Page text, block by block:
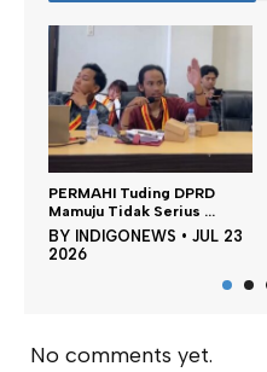
Momentum 8 Dekade BNI,
Transformasi Perk...
BYINDIGONEWS •JUL 02
2026
No comments yet.